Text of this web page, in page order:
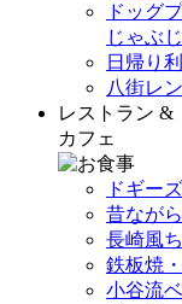
ドッグ
じゃぶ
日帰り
八街レ
レストラン &
カフェ
ドギー
昔なが
長崎風
鉄板焼
小谷流